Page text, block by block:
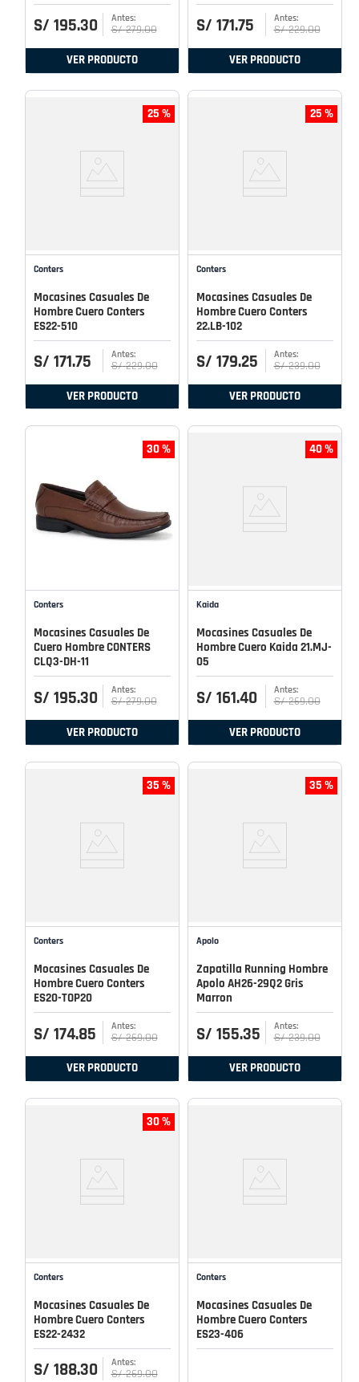
S/ 195.30 S/ 279.00
VER PRODUCTO
S/ 171.75 S/ 229.00
VER PRODUCTO
25 %
Conters
Mocasines Casuales De
Hombre Cuero Conters
ES22-510
S/ 171.75 S/ 229.00
VER PRODUCTO
25 %
Conters
Mocasines Casuales De
Hombre Cuero Conters
22.LB-102
S/ 179.25 S/ 239.00
VER PRODUCTO
30 %
Conters
Mocasines Casuales De
Cuero Hombre CONTERS
CLQ3-DH-11
S/ 195.30 S/ 279.00
VER PRODUCTO
40 %
Kaida
Mocasines Casuales De
Hombre Cuero Kaida 21.MJ-
05
S/ 161.40 S/ 269.00
VER PRODUCTO
35 %
Conters
Mocasines Casuales De
Hombre Cuero Conters
ES20-TOP20
S/ 174.85 S/ 269.00
VER PRODUCTO
35 %
Apolo
Zapatilla Running Hombre
Apolo AH26-29Q2 Gris
Marron
S/ 155.35 S/ 239.00
VER PRODUCTO
30 %
Conters
Mocasines Casuales De
Hombre Cuero Conters
ES22-2432
S/ 188.30 S/ 269.00
Conters
Mocasines Casuales De
Hombre Cuero Conters
ES23-406